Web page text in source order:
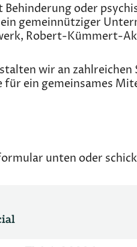
oder
gemeinnütziger
Robert-Kümmert-
wir an zahlreichen
ein gemeinsames
unten oder